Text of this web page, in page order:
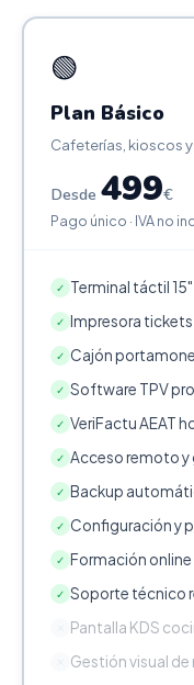
🟢
Plan Básico
Cafeterías, kioscos
Desde 499€
Pago único · IVA no
✓ Terminal táctil 15"
✓ Impresora
✓ Cajón
✓ Software TPV
✓ VeriFactu AEAT
✓ Acceso remoto y
✓ Backup
✓ Configuración y
✓ Formación
✓ Soporte técnico
Pantalla KDS
Gestión visual